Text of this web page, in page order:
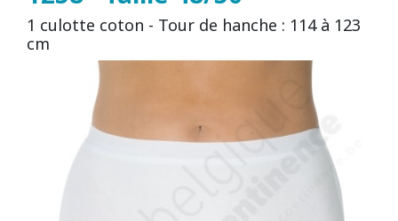
1 culotte coton - Tour de hanche : 114 à 123
cm